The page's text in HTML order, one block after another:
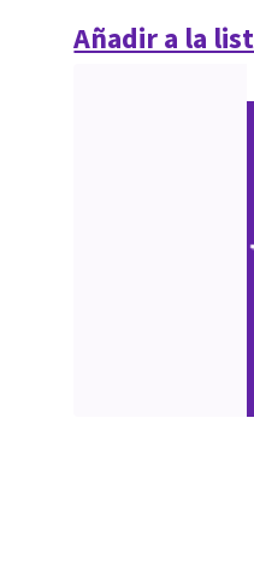
Añadir a la